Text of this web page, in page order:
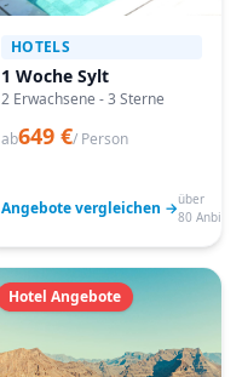
HOTELS
1 Woche Sylt
2 Erwachsene - 3 Sterne
ab649 €/ Person
Angebote vergleichen →über
80
Hotel Angebote